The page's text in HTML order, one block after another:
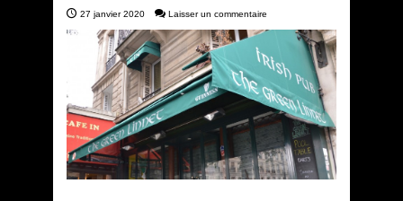
27 janvier 2020 Laisser un commentaire